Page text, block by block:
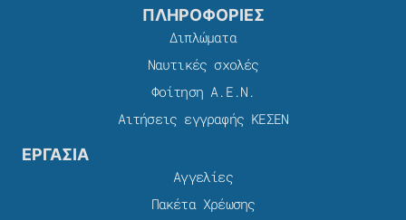
ΠΛΗΡΟΦΟΡΙΕΣ
Διπλώματα
Ναυτικές σχολές
Φοίτηση Α.Ε.Ν.
Αιτήσεις εγγραφής ΚΕΣΕΝ
ΕΡΓΑΣΙΑ
Αγγελίες
Πακέτα Χρέωσης​